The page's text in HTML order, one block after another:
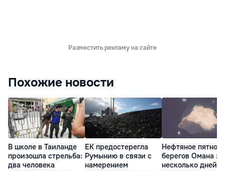
Разместить рекламу на сайте
Похожие новости
В школе в Таиланде
произошла стрельба:
два человека
ЕК предостерегла
Румынию в связи с
намерением
Нефтяное пятно у
берегов Омана за
несколько дней